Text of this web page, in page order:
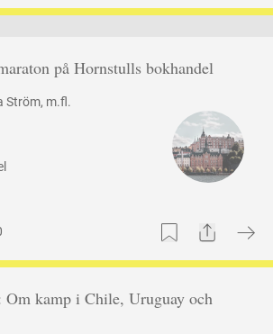
på Hornstulls bokhandel
Ström, m.fl.
BookmarkShare
Om kamp i Chile, Uruguay och